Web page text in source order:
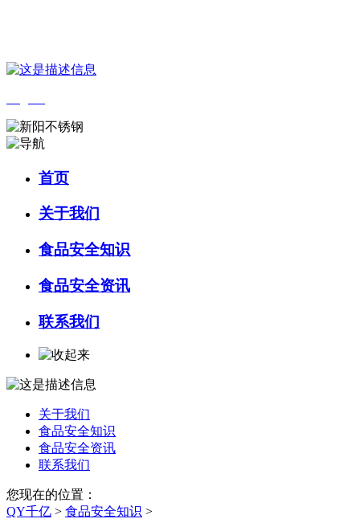
首页
关于我们
食品安全知识
食品安全资讯
联系我们
关于我们
食品安全知识
食品安全资讯
联系我们
您现在的位置：
QY千亿 > 食品安全知识 >